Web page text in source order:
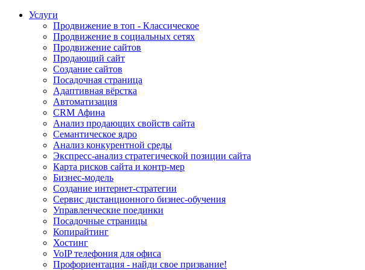
Услуги
Продвижение в топ - Классическое
Продвижение в социальных сетях
Продвижение сайтов
Продающий сайт
Создание сайтов
Посадочная страница
Адаптивная вёрстка
Автоматизация
CRM Афина
Анализ продающих свойств сайта
Семантическое ядро
Анализ конкурентной среды
Экспресс-анализ стратегической позиции сайта
Карта рисков сайта и контр-мер
Бизнес-модель
Создание интернет-стратегии
Сервис дистанционного бизнес-обучения
Управленческие поединки
Посадочные страницы
Копирайтинг
Хостинг
VoIP телефония для офиса
Профориентация - найди свое призвание!